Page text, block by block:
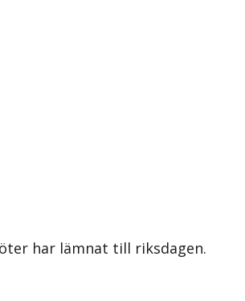
har lämnat till riksdagen.